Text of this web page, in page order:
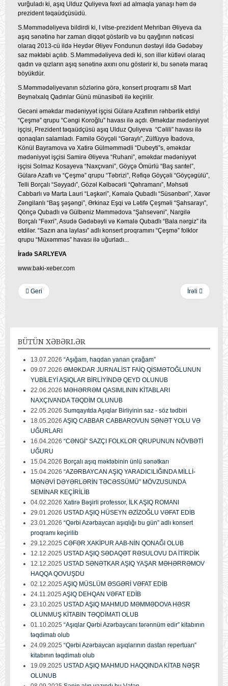
vurğuladı ki, aşıq Ulduz Quliyeva fəxri ad almaqla yanaşı həm də
prezident təqaüdçüsüdü.
S.Məmmədəliyeva bildirdi ki, I vitse-prezident Mehriban Əliyeva da
aşıq sənətinə hər zaman diqqət göstərib və bu qayğının nəticəsi
olaraq 2013-cü ildə Heydər Əliyev Fondunun dəstəyi ildə Gədəbəy
saz məktəbi açılıb. S.Məmmədəliyeva dedi ki, son illər kütləvi olaraq
qadın və qızların aşıq sənətinə axını onu göstərir ki, bu sənətə maraq
böyükdür.
S.Məmmədəliyevanın sözlərinə görə, konsert proqramı s8 Mart
Beynəlxalq Qadınlar Günü münasibəti ilə keçirilir.
Gecəni əməkdar mədəniyyət işçisi Gülarə Azaflının rəhbərlik etdiyi
“Çeşmə” qrupu “Cəngi Koroğlu” havası ilə açdı. Əməkdar mədəniyyət
işçisi, Prezident təqaüdçüsü aşıq Ulduz Quliyeva “Cəlili” havası ilə
qonaqları salamladı. Familə Göyçəli “Gəraylı”, Zülfüyyə İbadova,
Könül Bayramova və Xatirə Gülməmmədli “Dubeyti”s, əməkdar
mədəniyyət işçisi Samirə Əliyeva “Ruhani”, əməkdar mədəniyyət
işçisi Solmaz Kosayeva “Naxçıvani”, Göyçə Ömürlü “Baş sarıtel”,
Gülarə Azaflı və “Çeşmə” qrupu “Təbrizi”, Rəfiqə Göyçəli “Göyçəgülü”,
Telli Borçalı “Səyyadı”, Gözəl Kəlbəcərli “Qəhramanı”, Məhsəti
Cabbarlı və Marta Lauri “Ləşkəri”, Kəmalə Qubadlı “Süsənbəri”, Xavər
Zəngilanlı “Baş şəşəngi”, Ərkinaz Eşqi və Lətifə Çeşməli “Şahsarayı”,
Qönçə Qubadlı və Gülbəniz Məmmədova “Şahsevəni”, Nargilə
Borçalı “Fəxri”, Asudə Gədəbəyli və Kəmalə Qubadlı “Bala nərgiz” ifa
etdilər. “Sazın ana laylası” adlı konsert proqramını “Çeşmə” folklor
qrupu “Müxəmməs” havası ilə uğurladı...
İradə SARLYEVA
www.baki-xeber.com
Geri İrəli
BÜTÜN XƏBƏRLƏR
13.07.2026 “Aşığam, haqdan yanan çırağam”
09.07.2026 ƏMƏKDAR JURNALİST FAİQ QİSMƏTOĞLUNUN
YUBİLEYİ AŞIQLAR BİRLİYİNDƏ QEYD OLUNUB
22.06.2026 MƏHƏRRƏM QASIMLININ KİTABLARI
NAXÇIVANDA TƏQDİM OLUNUB
22.05.2026 Sumqayıtda Aşıqlar Birliyinin saz - söz tədbiri
18.05.2026 AŞIQ CABBAR CABBAROVUN SƏNƏT YOLU VƏ
UĞURLARI
16.04.2026 “CƏNGİ” SAZÇI FOLKLOR QRUPUNUN NÖVBƏTİ
UĞURU
15.04.2026 Borçalı aşıq məktəbinin ünlü sənətkarı
15.04.2026 “AZƏRBAYCAN AŞIQ YARADICILIĞINDA MİLLİ-
MƏNƏVİ DƏYƏRLƏRİN TƏCƏSSÜMÜ” MÖVZUSUNDA
SEMİNAR KEÇİRİLİB
04.02.2026 Xatirə Bəşirli professor, İLK AŞIQ ROMANI
29.01.2026 USTAD AŞIQ HÜSEYN ƏZİZOĞLU VƏFAT EDİB
23.01.2026 “Qərbi Azərbaycan aşıqlığı bu gün” adlı konsert
proqramı keçirilib
29.12.2025 CƏFƏR XAKİPUR AAB-NİN QONAĞI OLUB
12.12.2025 USTAD AŞIQ SƏDAQƏT RƏSULOVU DA İTİRDİK
12.12.2025 USTAD SƏNƏTKAR AŞIQ YAŞAR MƏHƏRRƏMOV
HAQQA QOVUŞDU
02.12.2025 AŞIQ MÜSLÜM ƏSGƏRİ VƏFAT EDİB
24.11.2025 AŞIQ DEHQAN VƏFAT EDİB
23.10.2025 USTAD AŞIQ MAHMUD MƏMMƏDOVA HƏSR
OLUNMUŞ KİTABIN TƏQDİMATI OLUB
01.10.2025 “Aşıqlar Qərbi Azərbaycanı tərənnüm edir” kitabının
təqdimatı olub
24.09.2025 “Qərbi Azərbaycan aşıqlarının dastan repertuarı”
kitabının təqdimatı olub
19.09.2025 USTAD AŞIQ MAHMUD HAQQINDA KİTAB NƏŞR
OLUNUB